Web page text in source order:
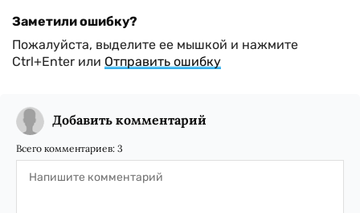
Заметили ошибку?
Пожалуйста, выделите ее мышкой и нажмите
Ctrl+Enter или Отправить ошибку
Добавить комментарий
Всего комментариев: 3